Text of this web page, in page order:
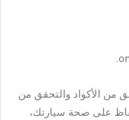
من الأكواد والتحقق من
على صحة سيارتك،